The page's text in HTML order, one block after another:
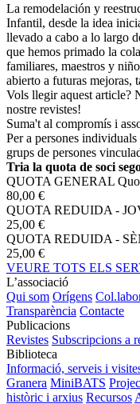
La remodelación y
Infantil, desde la idea
llevado a cabo a lo largo
que hemos primado la
familiares, maestros y
abierto a futuras mejoras,
Vols llegir aquest article?
nostre revistes!
Suma't al compromís i
Per a persones
grups de persones
Tria la quota de soci
QUOTA GENERAL
80,00 €
QUOTA REDUIDA -
25,00 €
QUOTA REDUIDA -
25,00 €
VEURE TOTS ELS
L’associació
Qui som Orígens
Transparència Contacte
Publicacions
Revistes Subscripcions a
Biblioteca
Informació, serveis i
Granera MiniBATS
històric i arxius Recursos